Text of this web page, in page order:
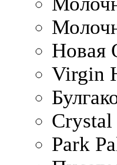
Новая
Virgin
Crystal
Park